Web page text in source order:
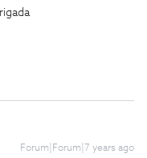
Forum|Forum|7 years ago